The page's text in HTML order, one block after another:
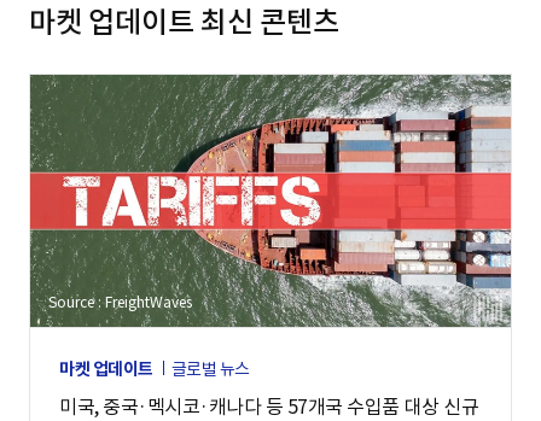
마켓 업데이트 최신 콘텐츠
Source : FreightWaves
마켓 업데이트 글로벌 뉴스
미국, 중국·멕시코·캐나다 등 57개국 수입품 대상 신규